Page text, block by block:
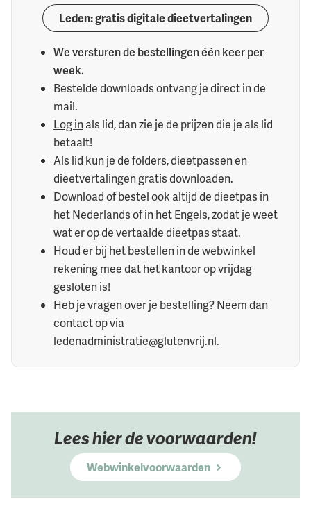
Leden: gratis digitale dieetvertalingen
We versturen de bestellingen één keer per
week.
Bestelde downloads ontvang je direct in de
mail.
Log inals lid, dan zie je de prijzen die je als lid
betaalt!
Als lid kun je de folders, dieetpassen en
dieetvertalingen gratis downloaden.
Download of bestel ook altijd de dieetpas in
het Nederlands of in het Engels, zodat je weet
wat er op de vertaalde dieetpas staat.
Houd er bij het bestellen in de webwinkel
rekening mee dat het kantoor op vrijdag
gesloten is!
Heb je vragen over je bestelling? Neem dan
contact op via
ledenadministratie@glutenvrij.nl.
Lees hier de voorwaarden!
Webwinkelvoorwaarden